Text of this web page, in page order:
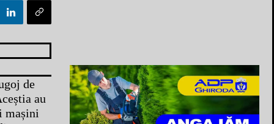
de
au
mașini